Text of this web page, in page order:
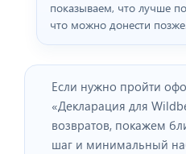
показываем, что лучше
что можно донести позже.
Если нужно пройти
«Декларация для
возвратов, покажем
шаг и минимальный